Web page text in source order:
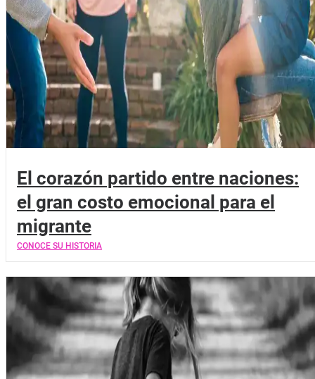
El corazón partido entre naciones:
el gran costo emocional para el
migrante
CONOCE SU HISTORIA